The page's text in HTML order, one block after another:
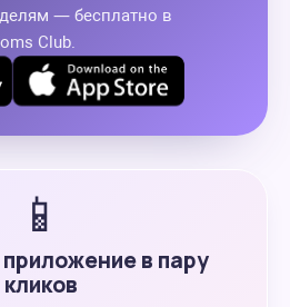
— бесплатно в
Club.
📱
в пару
кликов